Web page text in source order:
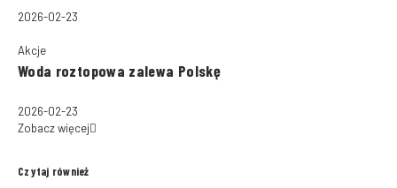
2026-02-23
Akcje
Woda roztopowa zalewa Polskę
2026-02-23
Zobacz więcej
Czytaj również